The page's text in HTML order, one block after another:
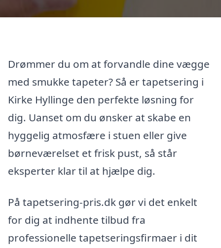
Drømmer du om at forvandle dine vægge
med smukke tapeter? Så er tapetsering i
Kirke Hyllinge den perfekte løsning for
dig. Uanset om du ønsker at skabe en
hyggelig atmosfære i stuen eller give
børneværelset et frisk pust, så står
eksperter klar til at hjælpe dig.
På tapetsering-pris.dk gør vi det enkelt
for dig at indhente tilbud fra
professionelle tapetseringsfirmaer i dit